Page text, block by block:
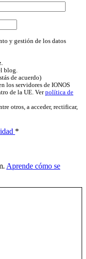
y gestión de los datos
blog.
de acuerdo)
los servidores de IONOS
de la UE. Verpolítica de
otros, a acceder, rectificar,
*
Aprende cómo se